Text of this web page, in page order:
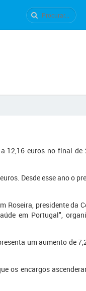
12,16 euros no final
Desde esse ano o
Roseira, presidente da
em Portugal",
um aumento de
os encargos